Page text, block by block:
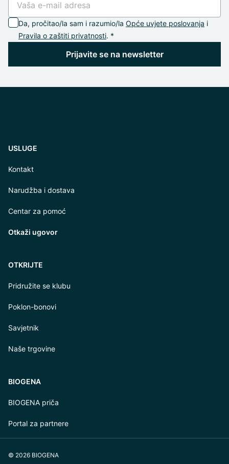
Da, pročitao/la sam i razumio/la Opće uvjete poslovanja i
Pravila o zaštiti privatnosti. *
Prijavite se na newsletter
USLUGE
Kontakt
Narudžba i dostava
Centar za pomoć
Otkaži ugovor
OTKRIJTE
Pridružite se klubu
Poklon-bonovi
Savjetnik
Naše trgovine
BIOGENA
BIOGENA priča
Portal za partnere
© 2026 BIOGENA